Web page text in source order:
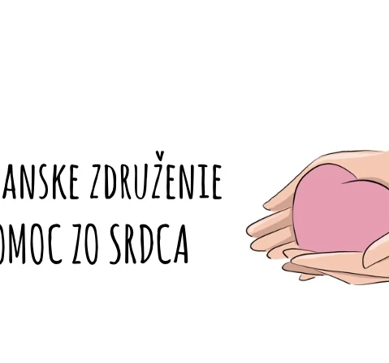
ODPORÚČAME